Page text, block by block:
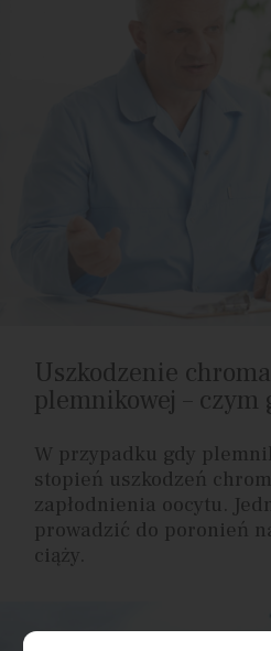
Uszkodzenie
plemnikowej – czym
W przypadku gdy
stopień uszkodzeń
zapłodnienia oocytu.
prowadzić do poronień
ciąży.